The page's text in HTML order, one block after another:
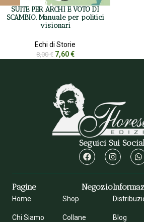
SUITE PER ARCHI E VOTO DI
SCAMBIO. Manuale per politici
visionari
Echi di Storie
8,00€ 7,60€
Seguici Sui
Pagine
Home
Chi Siamo
Negozio
Shop
Collane Blog